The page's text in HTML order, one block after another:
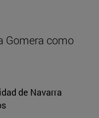
Gomera como
de Navarra